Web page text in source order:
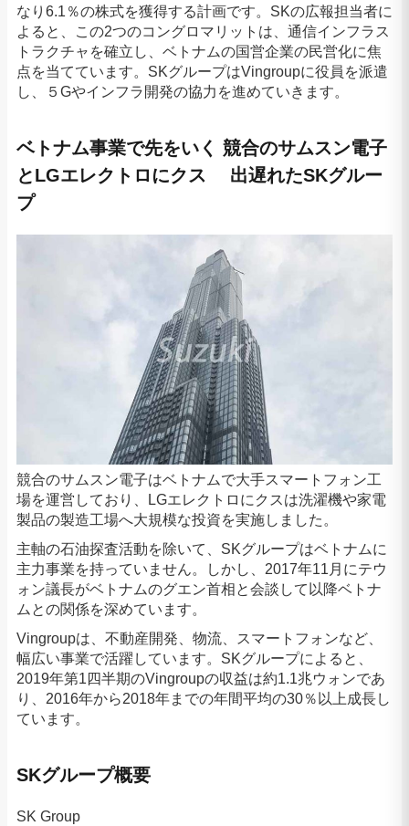
なり6.1％の株式を獲得する計画です。SKの広報担当者に
よると、この2つのコングロマリットは、通信インフラス
トラクチャを確立し、ベトナムの国営企業の民営化に焦
点を当てています。SKグループはVingroupに役員を派遣
し、５Gやインフラ開発の協力を進めていきます。
ベトナム事業で先をいく 競合のサムスン電子
とLGエレクトロにクス 出遅れたSKグルー
プ
競合のサムスン電子はベトナムで大手スマートフォン工
場を運営しており、LGエレクトロにクスは洗濯機や家電
製品の製造工場へ大規模な投資を実施しました。
主軸の石油探査活動を除いて、SKグループはベトナムに
主力事業を持っていません。しかし、2017年11月にテウ
ォン議長がベトナムのグエン首相と会談して以降ベトナ
ムとの関係を深めています。
Vingroupは、不動産開発、物流、スマートフォンなど、
幅広い事業で活躍しています。SKグループによると、
2019年第1四半期のVingroupの収益は約1.1兆ウォンであ
り、2016年から2018年までの年間平均の30％以上成長し
ています。
SKグループ概要
SK Group